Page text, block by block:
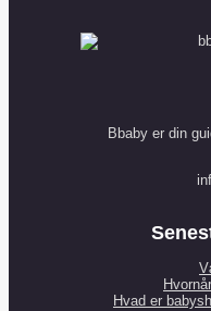
Bbaby er din
Hvad er